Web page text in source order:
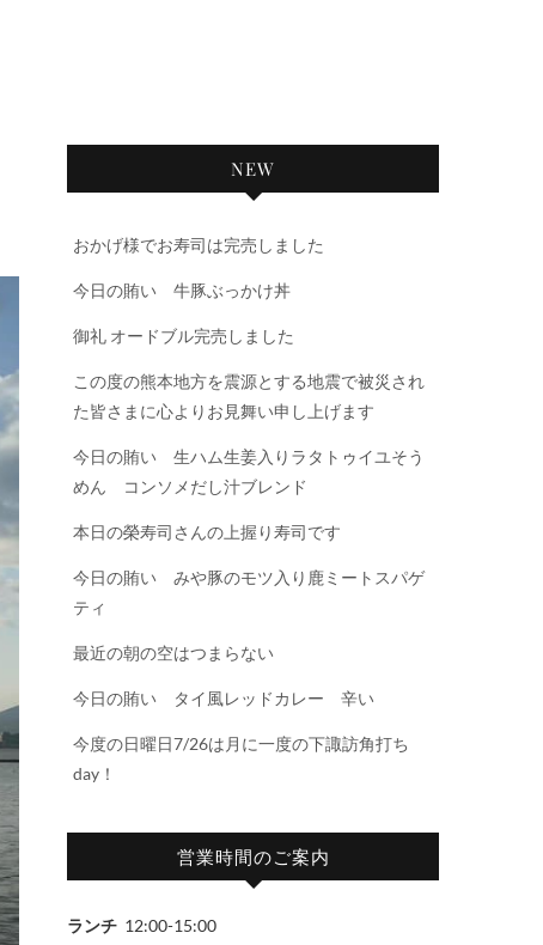
NEW
おかげ様でお寿司は完売しました
今日の賄い 牛豚ぶっかけ丼
御礼 オードブル完売しました
この度の熊本地方を震源とする地震で被災され
た皆さまに心よりお見舞い申し上げます
今日の賄い 生ハム生姜入りラタトゥイユそう
めん コンソメだし汁ブレンド
本日の榮寿司さんの上握り寿司です
今日の賄い みや豚のモツ入り鹿ミートスパゲ
ティ
最近の朝の空はつまらない
今日の賄い タイ風レッドカレー 辛い
今度の日曜日7/26は月に一度の下諏訪角打ち
day！
営業時間のご案内
ランチ 12:00-15:00